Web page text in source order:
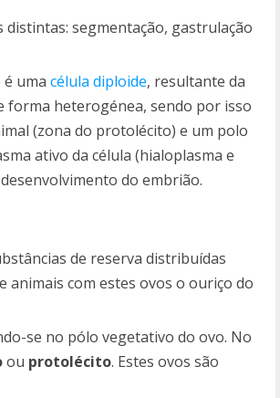
segmentação, gastrulação
uma célula diploide, resultante da
forma heterogénea, sendo por isso
(zona do protolécito) e um polo
ativo da célula (hialoplasma e
do embrião.
de reserva distribuídas
com estes ovos o ouriço do
se no pólo vegetativo do ovo. No
ou protolécito. Estes ovos são